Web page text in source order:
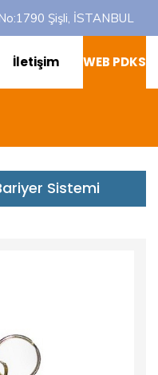
Şişli, İSTANBUL
İletişim WEB PDKS
Sistemi